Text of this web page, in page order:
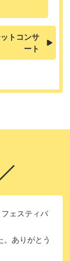
トコンサ
ート
ェスティバ
ありがとう